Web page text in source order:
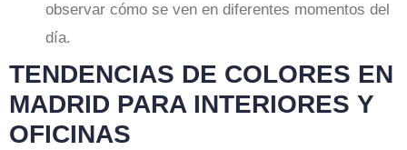
observar cómo se ven en diferentes momentos del
día.
TENDENCIAS DE COLORES EN
MADRID PARA INTERIORES Y
OFICINAS